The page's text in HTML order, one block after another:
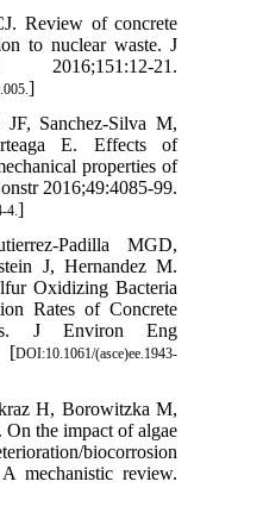
Review of concrete
to nuclear waste. J
21.
]
JF, Sanchez-Silva M,
E. Effects of
properties of
2016;49:4085-99.
4.]
Padilla MGD,
J, Hernandez M.
Oxidizing Bacteria
Rates of Concrete
J Environ Eng
[DOI:10.1061/(asce)ee.1943-
H, Borowitzka M,
the impact of algae
biocorrosion
mechanistic review.